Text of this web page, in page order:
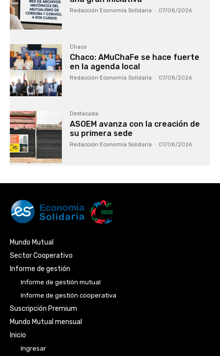
Redacción Economía Solidaria - 07/08/2026
Chaco
Chaco: AMuChaFe se hace fuerte
en la agenda local
Redacción Economía Solidaria - 07/08/2026
Destacada
ASOEM avanza con la creación de
su primera sede
Redacción Economía Solidaria - 07/08/2026
Mundo Mutual
Sector Cooperativo
Informe de gestión
Informe de gestión mutual
Informe de gestión cooperativa
Suscripción Premium
Mundo Mutual mensual
Inicio
Ingresar